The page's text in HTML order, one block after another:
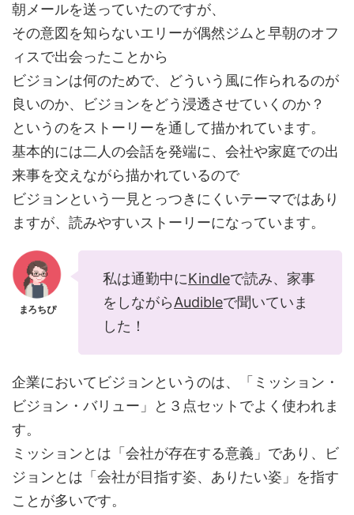
朝メールを送っていたのですが、
その意図を知らないエリーが偶然ジムと早朝のオフ
ィスで出会ったことから
ビジョンは何のためで、どういう風に作られるのが
良いのか、ビジョンをどう浸透させていくのか？
というのをストーリーを通して描かれています。
基本的には二人の会話を発端に、会社や家庭での出
来事を交えながら描かれているので
ビジョンという一見とっつきにくいテーマではあり
ますが、読みやすいストーリーになっています。
私は通勤中にKindleで読み、家事
をしながらAudibleで聞いていま
した！
企業においてビジョンというのは、「ミッション・
ビジョン・バリュー」と３点セットでよく使われま
す。
ミッションとは「会社が存在する意義」であり、ビ
ジョンとは「会社が目指す姿、ありたい姿」を指す
ことが多いです。